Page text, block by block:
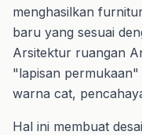
menghasilkan
baru yang sesuai
Arsitektur ruangan
"lapisan
warna cat,
Hal ini membuat